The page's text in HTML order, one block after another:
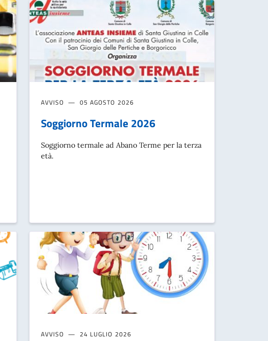
AVVISO 05 AGOSTO 2026
Soggiorno Termale 2026
Soggiorno termale ad Abano Terme per la terza
età.
AVVISO 24 LUGLIO 2026